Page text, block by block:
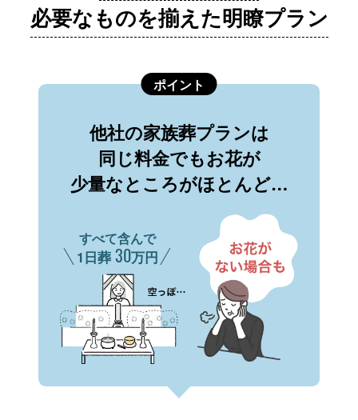
必要なものを揃えた明瞭プラン
ポイント
他社の家族葬プランは
同じ料金でもお花が
少量なところがほとんど…
すべて含んで
1日葬 30万円